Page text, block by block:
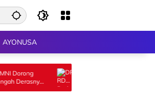
AYONUSA
DPRD Padang Gelar Rapat Paripurna
Istimewa Hari Jadi Kota ke-357, 12 Tokoh
Masyarakat Terima Penghargaan